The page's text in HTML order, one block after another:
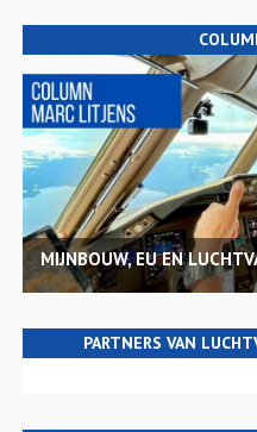
MIJNBOUW, EU EN
PARTNERS VAN